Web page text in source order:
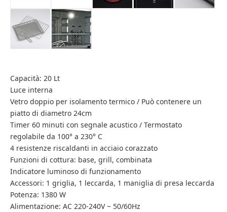
Capacità: 20 Lt
Luce interna
Vetro doppio per isolamento termico / Può contenere un
piatto di diametro 24cm
Timer 60 minuti con segnale acustico / Termostato
regolabile da 100° a 230° C
4 resistenze riscaldanti in acciaio corazzato
Funzioni di cottura: base, grill, combinata
Indicatore luminoso di funzionamento
Accessori: 1 griglia, 1 leccarda, 1 maniglia di presa leccarda
Potenza: 1380 W
Alimentazione: AC 220-240V ~ 50/60Hz